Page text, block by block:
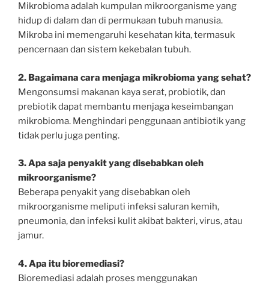
Mikrobioma adalah kumpulan mikroorganisme yang
hidup di dalam dan di permukaan tubuh manusia.
Mikroba ini memengaruhi kesehatan kita, termasuk
pencernaan dan sistem kekebalan tubuh.
2. Bagaimana cara menjaga mikrobioma yang sehat?
Mengonsumsi makanan kaya serat, probiotik, dan
prebiotik dapat membantu menjaga keseimbangan
mikrobioma. Menghindari penggunaan antibiotik yang
tidak perlu juga penting.
3. Apa saja penyakit yang disebabkan oleh
mikroorganisme?
Beberapa penyakit yang disebabkan oleh
mikroorganisme meliputi infeksi saluran kemih,
pneumonia, dan infeksi kulit akibat bakteri, virus, atau
jamur.
4. Apa itu bioremediasi?
Bioremediasi adalah proses menggunakan